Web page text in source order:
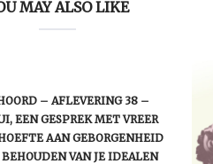
MAY ALSO LIKE
– AFLEVERING 38 –
EEN GESPREK MET VREER
AAN GEBORGENHEID
VAN JE IDEALEN